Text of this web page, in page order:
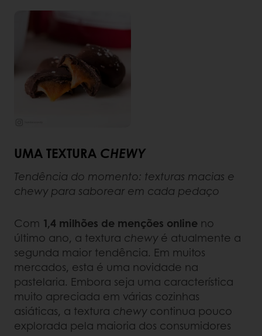
UMA TEXTURA CHEWY
Tendência do momento: texturas macias e
chewy para saborear em cada pedaço
Com 1,4 milhões de menções online no
último ano, a textura chewyé atualmente a
segunda maior tendência. Em muitos
mercados, esta é uma novidade na
pastelaria. Embora seja uma característica
muito apreciada em várias cozinhas
asiáticas, a textura chewycontinua pouco
explorada pela maioria dos consumidores